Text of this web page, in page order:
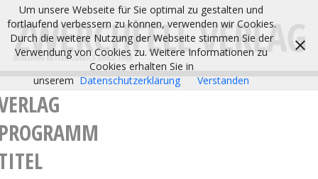
Um unsere Webseite für Sie optimal zu gestalten und
fortlaufend verbessern zu können, verwenden wir Cookies.
Durch die weitere Nutzung der Webseite stimmen Sie der
Verwendung von Cookies zu. Weitere Informationen zu
Cookies erhalten Sie in
unserem Datenschutzerklärung Verstanden